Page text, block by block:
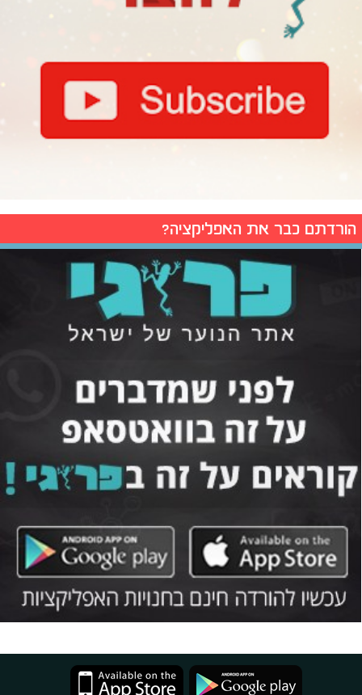
הורדתם כבר את האפליקציה?